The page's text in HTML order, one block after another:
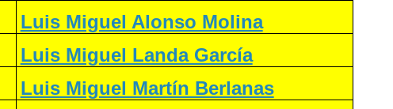
Luis Miguel Alonso Molina
Luis Miguel Landa García
Luis Miguel Martín Berlanas